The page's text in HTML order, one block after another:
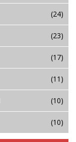
(24)
(23)
(17)
(11)
(10)
(10)